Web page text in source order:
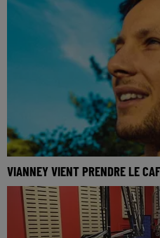
VIANNEY VIENT PRENDRE LE